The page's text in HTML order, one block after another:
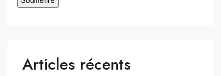
Articles récents